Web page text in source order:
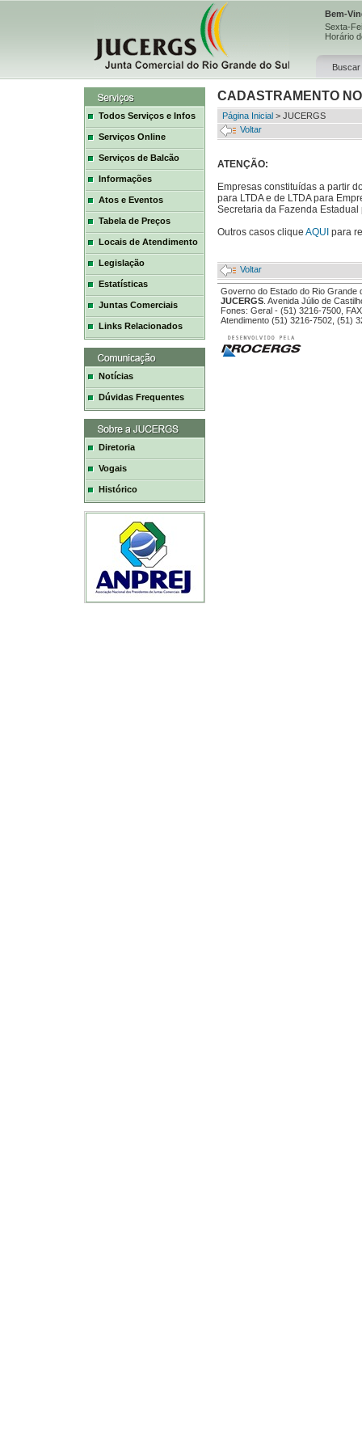
Bem-
Sexta-
Horário
Todos Serviços e Infos
Serviços Online
Serviços de Balcão
Informações
Atos e Eventos
Tabela de Preços
Locais de Atendimento
Legislação
Estatísticas
Juntas Comerciais
Links Relacionados
Notícias
Dúvidas Frequentes
Diretoria
Vogais
Histórico
CADASTRAMENTO
Página Inicial > JUCERGS
Voltar
ATENÇÃO:
Empresas constituídas a partir
para LTDA e de LTDA para
Secretaria da Fazenda Estadual
Outros casos clique AQUI para
Voltar
Governo do Estado do Rio Grande
JUCERGS . Avenida Júlio de
Fones: Geral - (51) 3216-7500,
Atendimento (51) 3216-7502, (51)